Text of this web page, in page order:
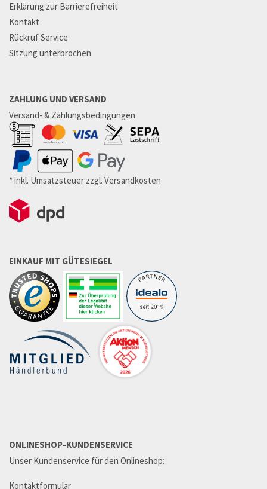
Erklärung zur Barrierefreiheit
Kontakt
Rückruf Service
Sitzung unterbrochen
ZAHLUNG UND VERSAND
Versand- & Zahlungsbedingungen
* inkl. Umsatzsteuer zzgl. Versandkosten
EINKAUF MIT GÜTESIEGEL
ONLINESHOP-KUNDENSERVICE
Unser Kundenservice für den Onlineshop:
Kontaktformular